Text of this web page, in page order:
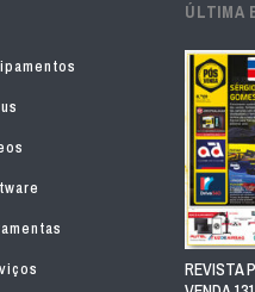
ÚLTIMA
REVISTA